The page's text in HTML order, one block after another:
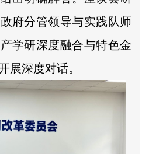
府分管领导与实践队师
学研深度融合与特色金
展深度对话。